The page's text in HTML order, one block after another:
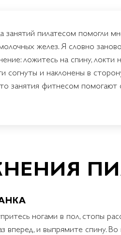
занятий пилатесом помогли
желез. Я словно
ложитесь на спину, локти
согнуты и наклонены в
занятия фитнесом помогают
ногами в пол, стопы
вперед, и выпрямите спину.